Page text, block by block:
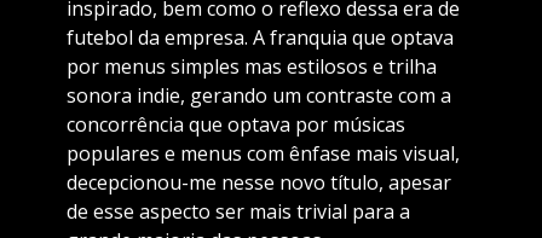
inspirado, bem como o reflexo dessa era de
futebol da empresa. A franquia que optava
por menus simples mas estilosos e trilha
sonora indie, gerando um contraste com a
concorrência que optava por músicas
populares e menus com ênfase mais visual,
decepcionou-me nesse novo título, apesar
de esse aspecto ser mais trivial para a